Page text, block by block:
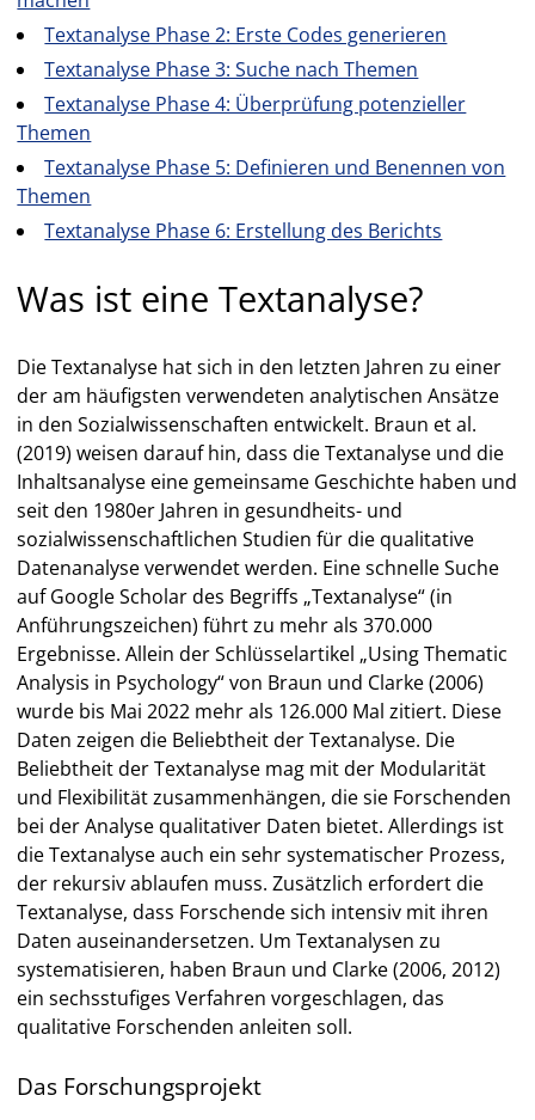
Textanalyse Phase 2: Erste Codes generieren
Textanalyse Phase 3: Suche nach Themen
Textanalyse Phase 4: Überprüfung potenzieller
Themen
Textanalyse Phase 5: Definieren und Benennen von
Themen
Textanalyse Phase 6: Erstellung des Berichts
Was ist eine Textanalyse?
Die Textanalyse hat sich in den letzten Jahren zu einer
der am häufigsten verwendeten analytischen Ansätze
in den Sozialwissenschaften entwickelt. Braun et al.
(2019) weisen darauf hin, dass die Textanalyse und die
Inhaltsanalyse eine gemeinsame Geschichte haben und
seit den 1980er Jahren in gesundheits- und
sozialwissenschaftlichen Studien für die qualitative
Datenanalyse verwendet werden. Eine schnelle Suche
auf Google Scholar des Begriffs „Textanalyse“ (in
Anführungszeichen) führt zu mehr als 370.000
Ergebnisse. Allein der Schlüsselartikel „Using Thematic
Analysis in Psychology“ von Braun und Clarke (2006)
wurde bis Mai 2022 mehr als 126.000 Mal zitiert. Diese
Daten zeigen die Beliebtheit der Textanalyse. Die
Beliebtheit der Textanalyse mag mit der Modularität
und Flexibilität zusammenhängen, die sie Forschenden
bei der Analyse qualitativer Daten bietet. Allerdings ist
die Textanalyse auch ein sehr systematischer Prozess,
der rekursiv ablaufen muss. Zusätzlich erfordert die
Textanalyse, dass Forschende sich intensiv mit ihren
Daten auseinandersetzen. Um Textanalysen zu
systematisieren, haben Braun und Clarke (2006, 2012)
ein sechsstufiges Verfahren vorgeschlagen, das
qualitative Forschenden anleiten soll.
Das Forschungsprojekt